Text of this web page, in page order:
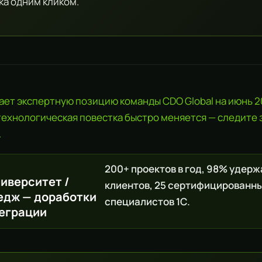
экспертную позицию команды CDO Global на июнь
повестка быстро меняется —
/
— доработки
200+ проектов в год, 98%
клиентов, 25
специалистов 1С.